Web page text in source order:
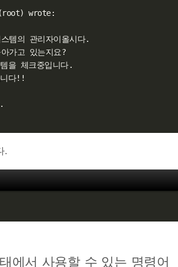
(root) wrote:
템의 관리자이올시다.
가고 있는지요?
을 체크중입니다.
다! !
.
에서 사용할 수 있는 명령어